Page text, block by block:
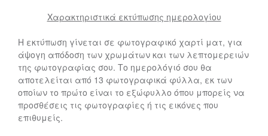
Χαρακτηριστικά εκτύπωσης ημερολογίου
Η εκτύπωση γίνεται σε φωτογραφικό χαρτί ματ, για
άψογη απόδοση των χρωμάτων και των λεπτομερειών
της φωτογραφίας σου. Το ημερολόγιό σου θα
αποτελείται από 13 φωτογραφικά φύλλα, εκ των
οποίων το πρώτο είναι το εξώφυλλο όπου μπορείς να
προσθέσεις τις φωτογραφίες ή τις εικόνες που
επιθυμείς.